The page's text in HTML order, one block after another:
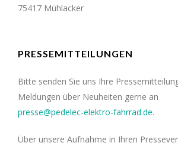
75417 Mühlacker
PRESSEMITTEILUNGEN
Bitte senden Sie uns Ihre
Meldungen über Neuheiten gerne an
presse@pedelec-elektro-fahrrad.de.
Über unsere Aufnahme in Ihren